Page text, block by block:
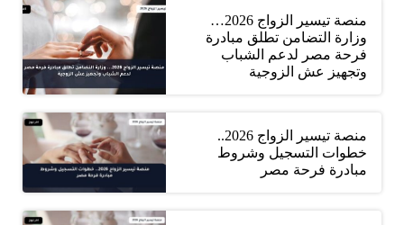
منصة تيسير الزواج 2026…
وزارة التضامن تطلق مبادرة
فرحة مصر لدعم الشباب
وتجهيز عش الزوجية
منصة تيسير الزواج 2026..
خطوات التسجيل وشروط
مبادرة فرحة مصر